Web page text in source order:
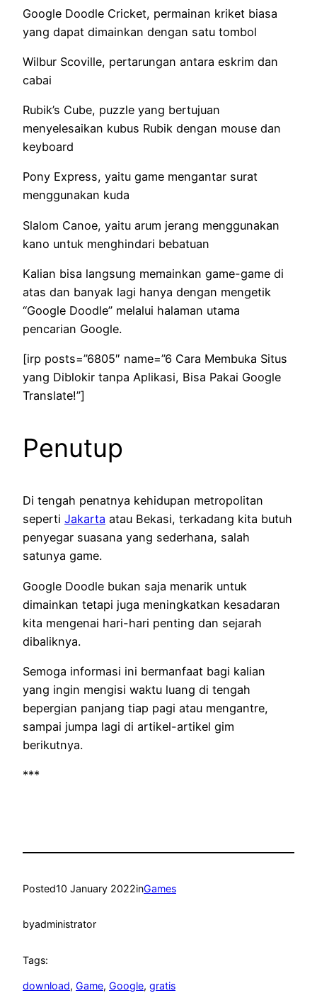
Google Doodle Cricket, permainan kriket biasa
yang dapat dimainkan dengan satu tombol
Wilbur Scoville, pertarungan antara eskrim dan
cabai
Rubik’s Cube, puzzle yang bertujuan
menyelesaikan kubus Rubik dengan mouse dan
keyboard
Pony Express, yaitu game mengantar surat
menggunakan kuda
Slalom Canoe, yaitu arum jerang menggunakan
kano untuk menghindari bebatuan
Kalian bisa langsung memainkan game-game di
atas dan banyak lagi hanya dengan mengetik
“Google Doodle” melalui halaman utama
pencarian Google.
[irp posts=”6805″ name=”6 Cara Membuka Situs
yang Diblokir tanpa Aplikasi, Bisa Pakai Google
Translate!”]
Penutup
Di tengah penatnya kehidupan metropolitan
seperti Jakarta atau Bekasi, terkadang kita butuh
penyegar suasana yang sederhana, salah
satunya game.
Google Doodle bukan saja menarik untuk
dimainkan tetapi juga meningkatkan kesadaran
kita mengenai hari-hari penting dan sejarah
dibaliknya.
Semoga informasi ini bermanfaat bagi kalian
yang ingin mengisi waktu luang di tengah
bepergian panjang tiap pagi atau mengantre,
sampai jumpa lagi di artikel-artikel gim
berikutnya.
***
Posted10 January 2022inGames
byadministrator
Tags:
download, Game, Google, gratis